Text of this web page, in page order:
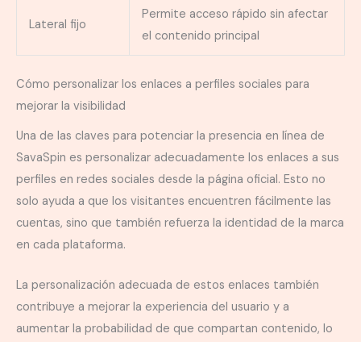
Lateral fijo
Permite acceso rápido sin afectar
el contenido principal
Cómo personalizar los enlaces a perfiles sociales para
mejorar la visibilidad
Una de las claves para potenciar la presencia en línea de
SavaSpin es personalizar adecuadamente los enlaces a sus
perfiles en redes sociales desde la página oficial. Esto no
solo ayuda a que los visitantes encuentren fácilmente las
cuentas, sino que también refuerza la identidad de la marca
en cada plataforma.
La personalización adecuada de estos enlaces también
contribuye a mejorar la experiencia del usuario y a
aumentar la probabilidad de que compartan contenido, lo